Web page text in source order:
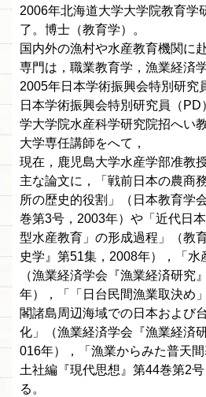
2006年北海道大学大学院教育学
了。博士（教育学）。
国内外の漁村や水産教育機関に
専門は，職業教育学，漁業経済学
2005年日本学術振興会特別研究
日本学術振興会特別研究員（
学大学院水産科学研究院招へい
大学専任講師をへて，
現在，鹿児島大学水産学部准教授
主な論文に，「戦前日本の農商
所の歴史的役割」（日本教育学
巻第3号，2003年）や「近代日
型水産教育」の形成過程」（教
史学』第51集，2008年），「水
（漁業経済学会『漁業経済研究
年），「「日台民間漁業取決め
閣諸島周辺海域での日本および
化」（漁業経済学会『漁業経済
016年），「漁業からみた普天
土社編『現代思想』第44巻第2
る。